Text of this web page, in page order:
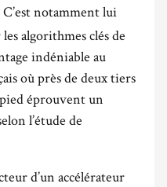
C’est notamment lui
algorithmes clés de
indéniable au
où près de deux tiers
éprouvent un
l’étude de
d’un accélérateur